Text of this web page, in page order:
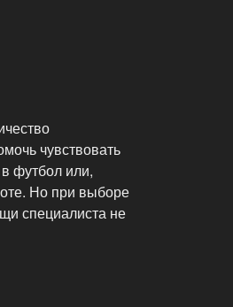
чувствовать
футбол или,
Но при выборе
специалиста не